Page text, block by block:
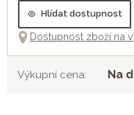
Hlídat dostupnost
Dostupnost zboží na
Výkupní cena: Na